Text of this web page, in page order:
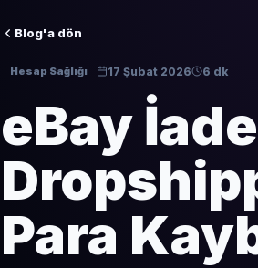
Blog'a dön
Hesap Sağlığı 17 Şubat 2026 6 dk
eBay
Para